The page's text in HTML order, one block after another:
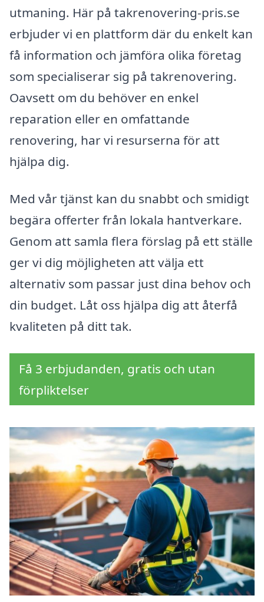
utmaning. Här på takrenovering-pris.se
erbjuder vi en plattform där du enkelt kan
få information och jämföra olika företag
som specialiserar sig på takrenovering.
Oavsett om du behöver en enkel
reparation eller en omfattande
renovering, har vi resurserna för att
hjälpa dig.
Med vår tjänst kan du snabbt och smidigt
begära offerter från lokala hantverkare.
Genom att samla flera förslag på ett ställe
ger vi dig möjligheten att välja ett
alternativ som passar just dina behov och
din budget. Låt oss hjälpa dig att återfå
kvaliteten på ditt tak.
Få 3 erbjudanden, gratis och utan
förpliktelser